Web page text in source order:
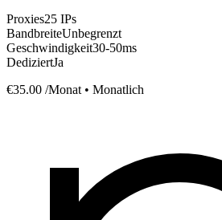
Proxies25 IPs
BandbreiteUnbegrenzt
Geschwindigkeit30-50ms
DediziertJa
€35.00 /Monat • Monatlich